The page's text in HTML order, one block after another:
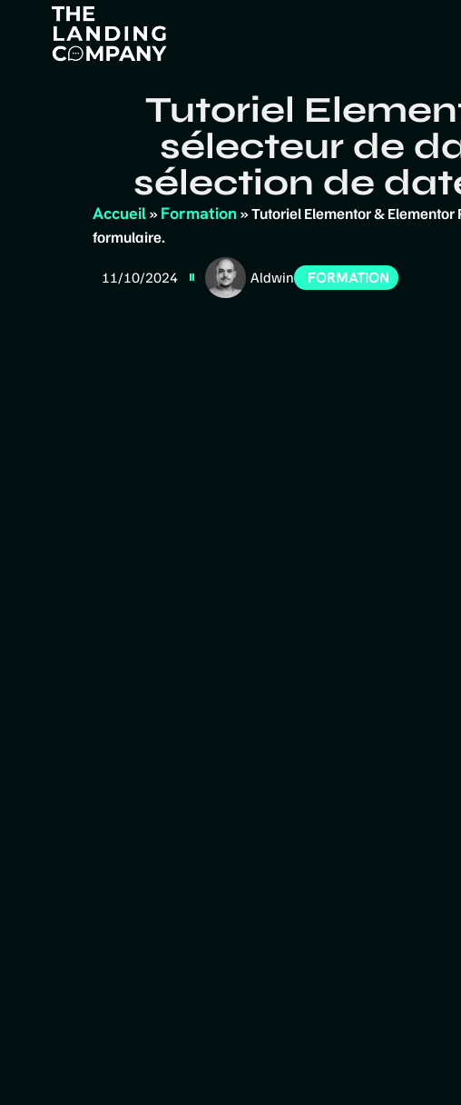
Tutoriel
sélecteur de
sélection de
Accueil»Formation»Tutoriel Elementor &
formulaire.
11/10/2024 Aldwin FORMATION